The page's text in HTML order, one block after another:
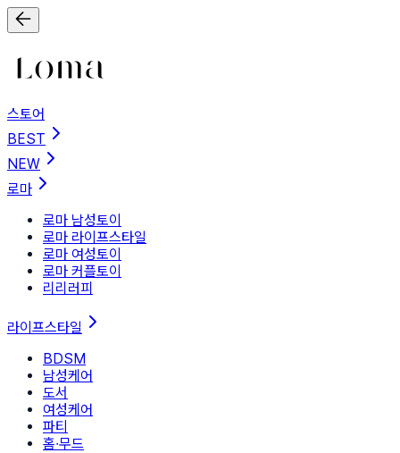
스토어
BEST
NEW
로마
로마 남성토이
로마 라이프스타일
로마 여성토이
로마 커플토이
리리러피
라이프스타일
BDSM
남성케어
도서
여성케어
파티
홈∙무드